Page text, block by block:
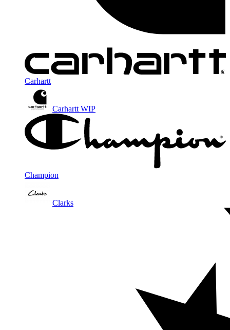
Carhartt
Carhartt WIP
Champion
Clarks